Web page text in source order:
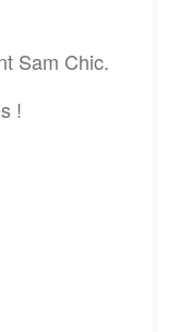
Sam Chic.
!